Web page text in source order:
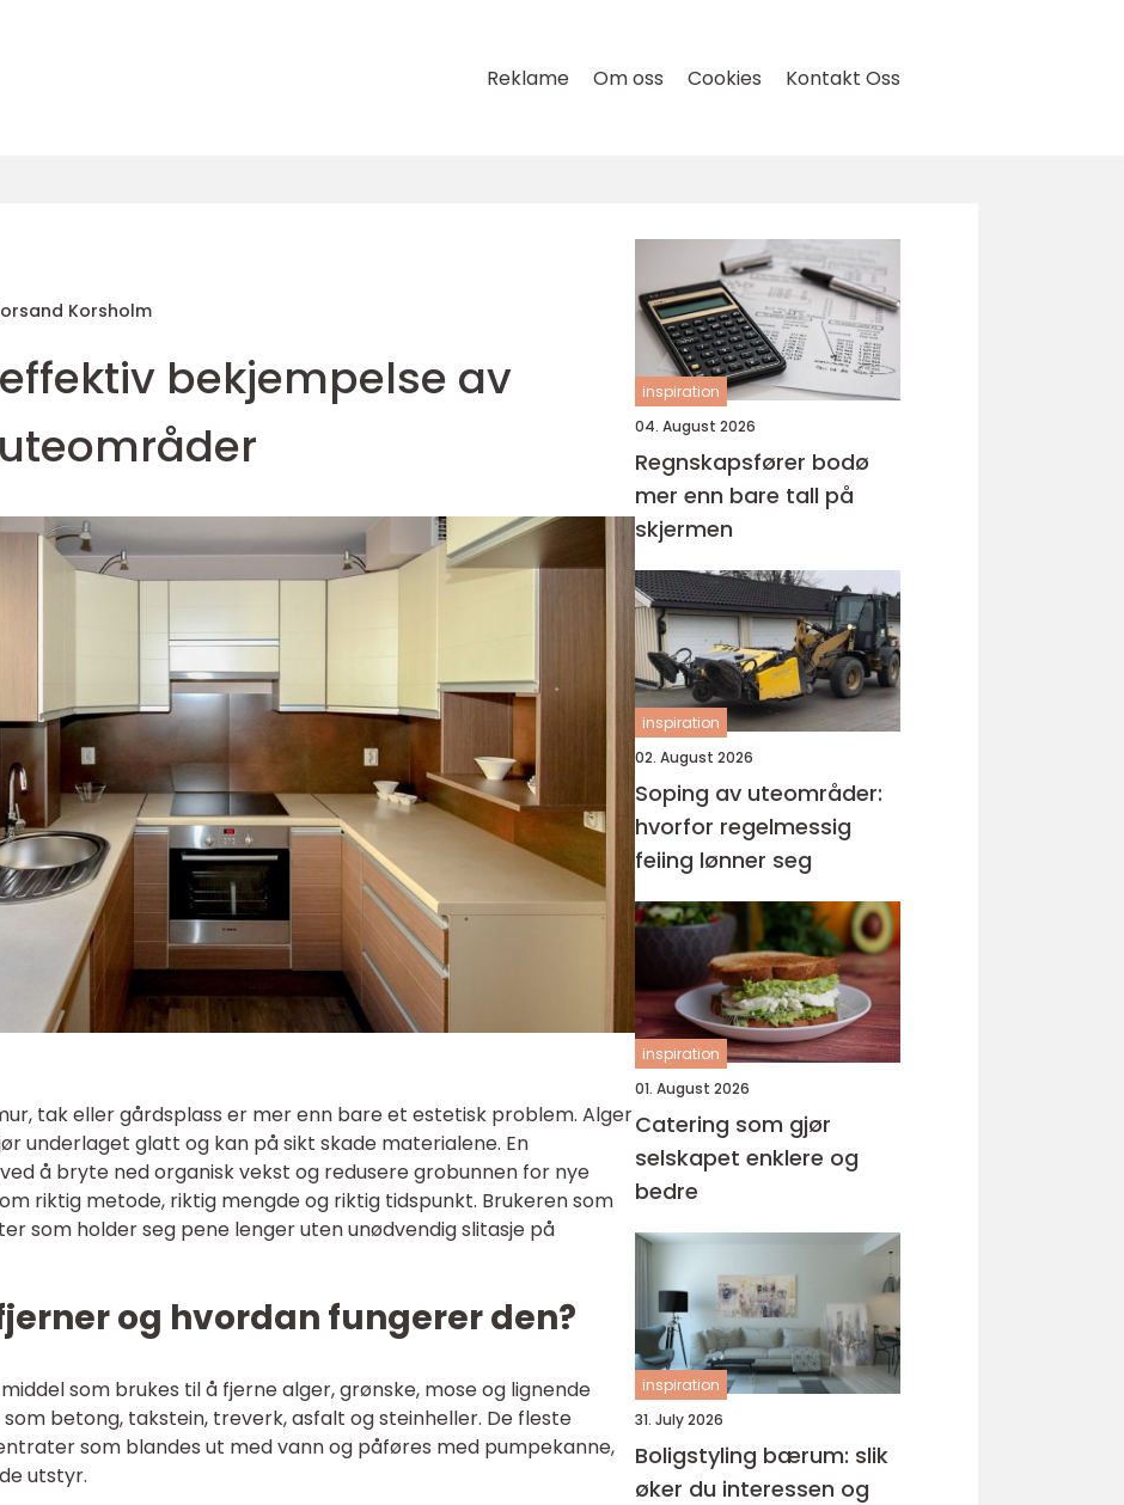
Reklame Om oss Cookies Kontakt Oss
Korsholm
bekjempelse av
tak eller gårdsplass er mer enn bare et estetisk problem. Alger
underlaget glatt og kan på sikt skade materialene. En
å bryte ned organisk vekst og redusere grobunnen for nye
riktig metode, riktig mengde og riktig tidspunkt. Brukeren som
som holder seg pene lenger uten unødvendig slitasje på
og hvordan fungerer den?
som brukes til å fjerne alger, grønske, mose og lignende
betong, takstein, treverk, asfalt og steinheller. De fleste
som blandes ut med vann og påføres med pumpekanne,
utstyr.
inspiration
04. August 2026
Regnskapsfører bodø
mer enn bare tall på
skjermen
inspiration
02. August 2026
Soping av uteområder:
hvorfor regelmessig
feiing lønner seg
inspiration
01. August 2026
Catering som gjør
selskapet enklere og
bedre
inspiration
31. July 2026
Boligstyling bærum: slik
øker du interessen og